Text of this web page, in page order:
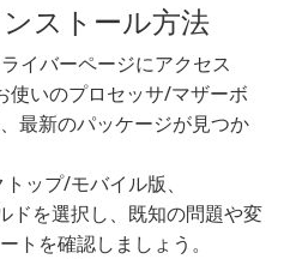
ストール方法
イバーページにアクセス
使いのプロセッサ/マザーボ
最新のパッケージが見つか
ップ/モバイル版、
ドを選択し、既知の問題や変
トを確認しましょう。